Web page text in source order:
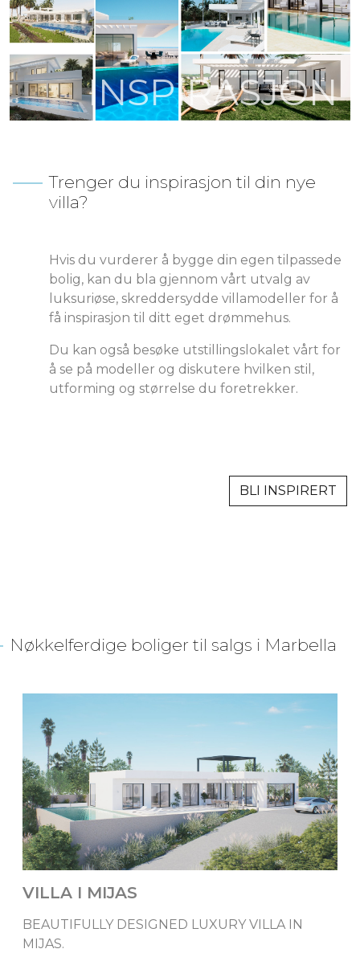
INSPIRASJON
Trenger du inspirasjon til din nye
villa?
Hvis du vurderer å bygge din egen tilpassede
bolig, kan du bla gjennom vårt utvalg av
luksuriøse, skreddersydde villamodeller for å
få inspirasjon til ditt eget drømmehus.
Du kan også besøke utstillingslokalet vårt for
å se på modeller og diskutere hvilken stil,
utforming og størrelse du foretrekker.
BLI INSPIRERT
Nøkkelferdige boliger til salgs i Marbella
VILLA I MIJAS
BEAUTIFULLY DESIGNED LUXURY VILLA IN
MIJAS.